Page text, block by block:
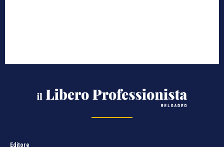
Editore